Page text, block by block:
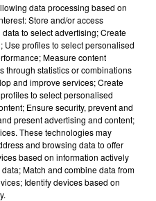
DE MARSEILLAN
data processing based on
Store and/or access
to select advertising; Create
profiles to select personalised
Measure content
through statistics or combinations
and improve services; Create
to select personalised
Ensure security, prevent and
present advertising and content;
These technologies may
and browsing data to offer
based on information actively
Match and combine data from
Identify devices based on